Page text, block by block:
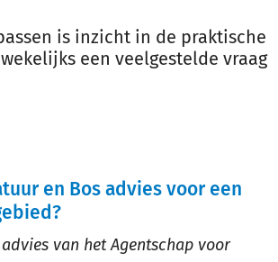
is inzicht in de praktische
een veelgestelde vraag
en Bos advies voor een
van het Agentschap voor